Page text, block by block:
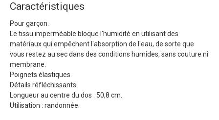
Caractéristiques
Pour garçon.
Le tissu imperméable bloque l'humidité en utilisant des
matériaux qui empêchent l'absorption de l'eau, de sorte que
vous restez au sec dans des conditions humides, sans couture ni
membrane.
Poignets élastiques.
Détails réfléchissants.
Longueur au centre du dos : 50,8 cm.
Utilisation : randonnée.